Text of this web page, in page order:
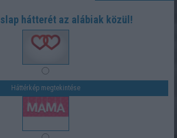
hátterét az alábiak közül!
Háttérkép megtekintése